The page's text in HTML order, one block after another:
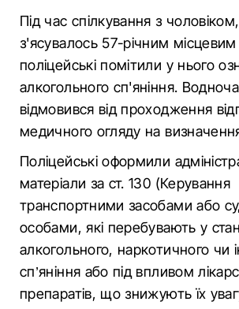
Під час спілкування з
з'ясувалось 57-річним
поліцейські помітили у нього
алкогольного сп'яніння.
відмовився від проходження
медичного огляду на
Поліцейські оформили
матеріали за ст. 130 (Керування
транспортними засобами або
особами, які перебувають у
алкогольного, наркотичного чи
сп’яніння або під впливом
препаратів, що знижують їх